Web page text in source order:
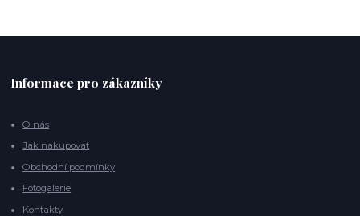
Informace pro zákazníky
O nás
Jak nakupovat
Obchodní podmínky
Fotogalerie
Kontakty